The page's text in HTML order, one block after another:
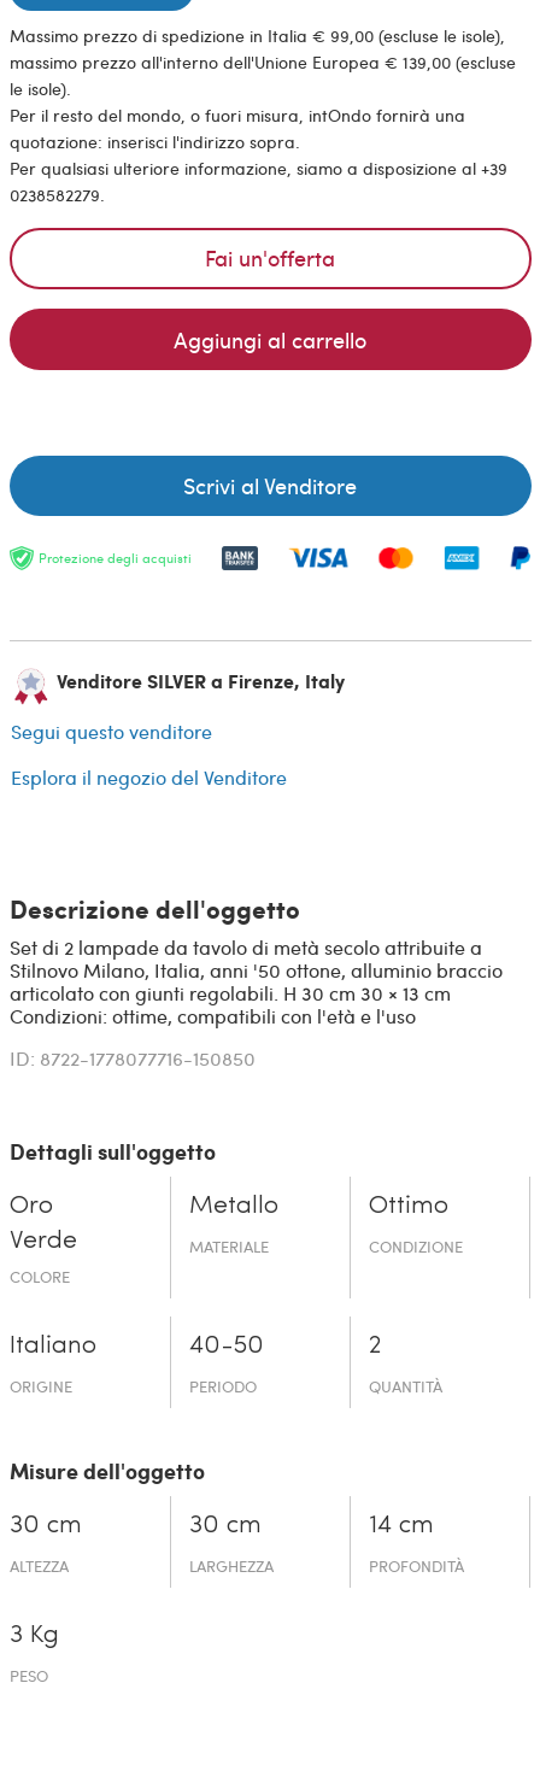
Massimo prezzo di spedizione in Italia € 99,00 (escluse le isole),
massimo prezzo all'interno dell'Unione Europea € 139,00 (escluse
le isole).
Per il resto del mondo, o fuori misura, intOndo fornirà una
quotazione: inserisci l'indirizzo sopra.
Per qualsiasi ulteriore informazione, siamo a disposizione al +39
0238582279.
Fai un'offerta
Aggiungi al carrello
Scrivi al Venditore
Protezione degli acquisti
Venditore SILVER a Firenze, Italy
Segui questo venditore
Esplora il negozio del Venditore
Descrizione dell'oggetto
Set di 2 lampade da tavolo di metà secolo attribuite a
Stilnovo Milano, Italia, anni '50 ottone, alluminio braccio
articolato con giunti regolabili. H 30 cm 30 × 13 cm
Condizioni: ottime, compatibili con l'età e l'uso
ID: 8722-1778077716-150850
Dettagli sull'oggetto
Oro
Verde
COLORE
Metallo
MATERIALE
Ottimo
CONDIZIONE
Italiano
ORIGINE
40-50
PERIODO
2
QUANTITÀ
Misure dell'oggetto
30 cm
ALTEZZA
30 cm
LARGHEZZA
14 cm
PROFONDITÀ
3 Kg
PESO